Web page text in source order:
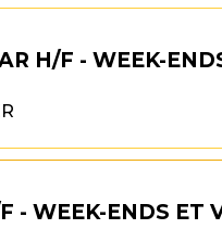
H/F - WEEK-
- WEEK-ENDS ET